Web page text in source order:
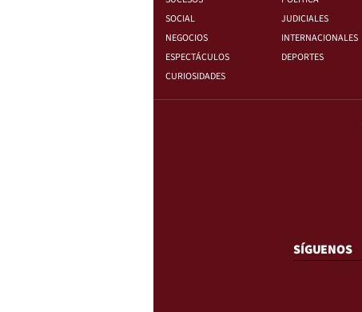
SOCIAL
JUDICIALES
NEGOCIOS
INTERNACIONALES
ESPECTÁCULOS
DEPORTES
CURIOSIDADES
SÍGUENOS